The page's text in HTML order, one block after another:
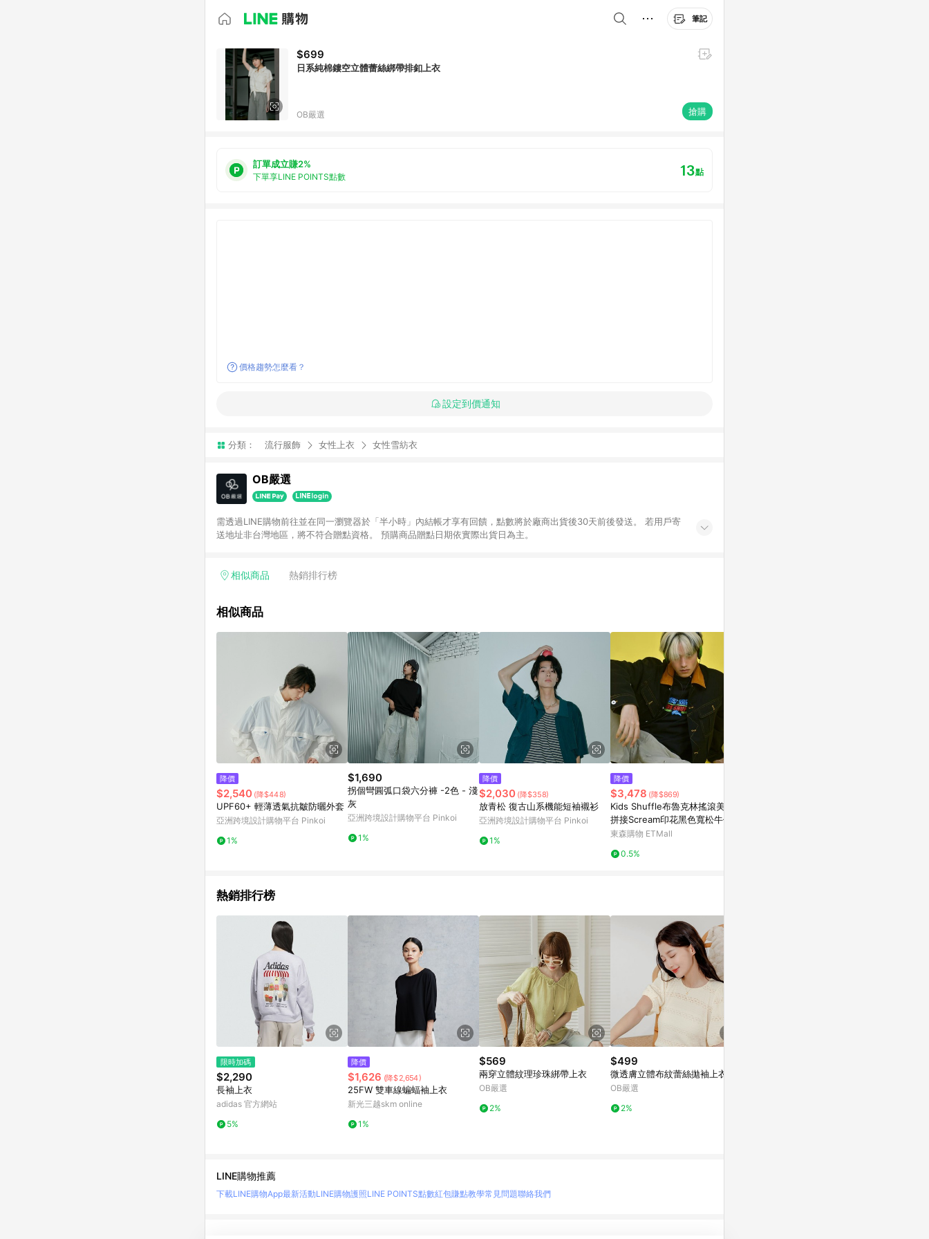
筆記
$699
日系純棉鏤空立體蕾絲綁帶排釦上衣
OB嚴選 搶購
訂單成立賺2%
下單享LINE POINTS點數 13點
價格趨勢怎麼看？
設定到價通知
分類： 流行服飾 女性上衣 女性雪紡衣
OB嚴選
需透過LINE購物前往並在同一瀏覽器於「半小時」內結帳才享有回饋，點數將於廠商出貨後30天前後發送。 若用戶寄
送地址非台灣地區，將不符合贈點資格。 預購商品贈點日期依實際出貨日為主。
相似商品 熱銷排行榜
相似商品
降價
$2,540 (降$448)
UPF60+ 輕薄透氣抗皺防曬外套
亞洲跨境設計購物平台 Pinkoi
1%
$1,690
拐個彎圓弧口袋六分褲 -2色 - 淺
灰
亞洲跨境設計購物平台 Pinkoi
1%
降價
$2,030 (降$358)
放青松 復古山系機能短袖襯衫
亞洲跨境設計購物平台 Pinkoi
1%
降價
$3,478 (降$869)
Kids Shuffle布魯克林搖滾美式
拼接Scream印花黑色寬松牛仔夾
克
東森購物 ETMall
0.5%
熱銷排行榜
限時加碼
$2,290
長袖上衣
adidas 官方網站
5%
降價
$1,626 (降$2,654)
25FW 雙車線蝙蝠袖上衣
新光三越skm online
1%
$569
兩穿立體紋理珍珠綁帶上衣
OB嚴選
2%
$499
微透膚立體布紋蕾絲拋袖上衣
OB嚴選
2%
LINE購物推薦
下載LINE購物App最新活動LINE購物護照LINE POINTS點數紅包賺點教學常見問題聯絡我們